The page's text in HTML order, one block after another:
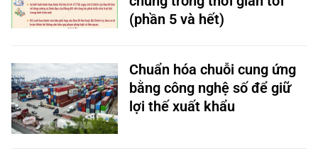
(phần 5 và hết)
Chuẩn hóa chuỗi cung ứng
bằng công nghệ số để giữ
lợi thế xuất khẩu